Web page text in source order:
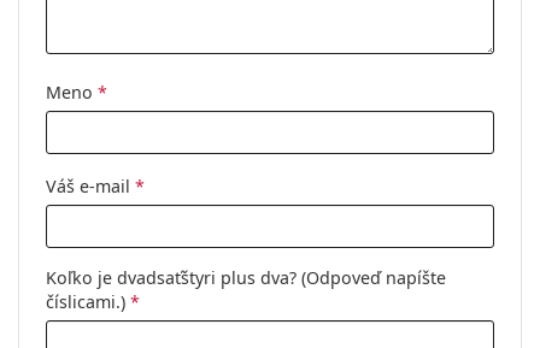
Kód:
ET 17995 535 54
Meno *
Váš e-mail *
Koľko je dvadsaťštyri plus dva? (Odpoveď napíšte
číslicami.) *